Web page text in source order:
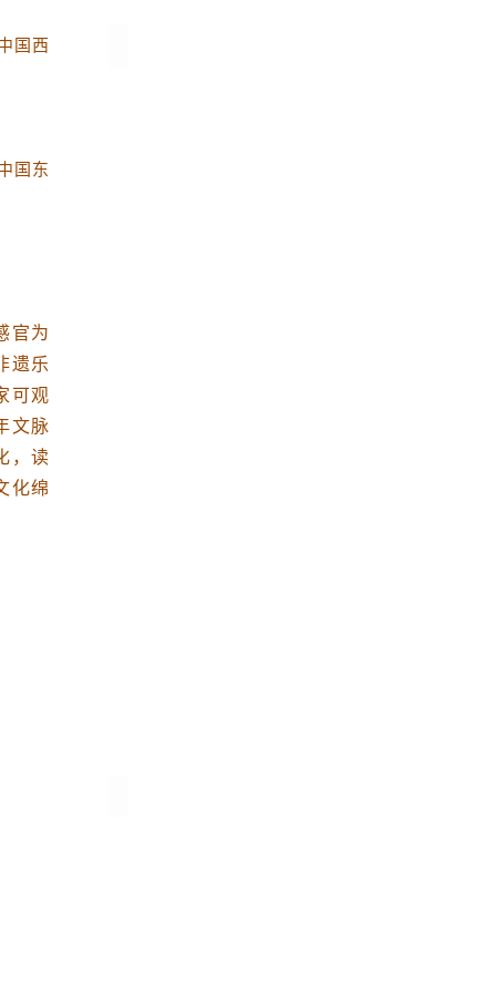
国西
国东
官为
遗乐
可观
文脉
，读
化绵